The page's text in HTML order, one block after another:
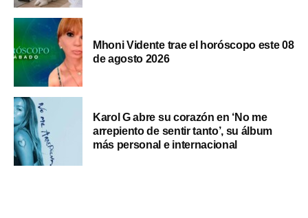
Mhoni Vidente trae el horóscopo este 08
de agosto 2026
Karol G abre su corazón en ‘No me
arrepiento de sentir tanto’, su álbum
más personal e internacional